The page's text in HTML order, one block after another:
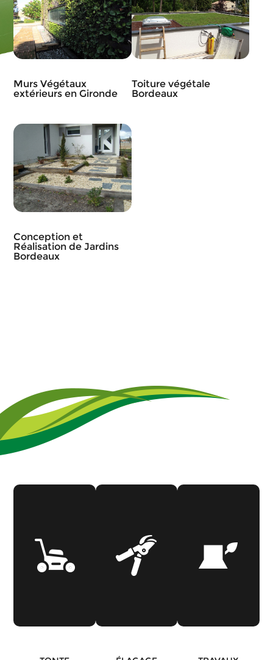
Murs Végétaux
extérieurs en Gironde
Toiture végétale
Bordeaux
Conception et
Réalisation de Jardins
Bordeaux